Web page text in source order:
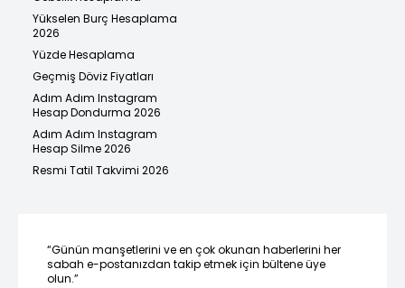
Yükselen Burç Hesaplama
2026
Yüzde Hesaplama
Geçmiş Döviz Fiyatları
Adım Adım Instagram
Hesap Dondurma 2026
Adım Adım Instagram
Hesap Silme 2026
Resmi Tatil Takvimi 2026
“Günün manşetlerini ve en çok okunan haberlerini her
sabah e-postanızdan takip etmek için bültene üye
olun.”